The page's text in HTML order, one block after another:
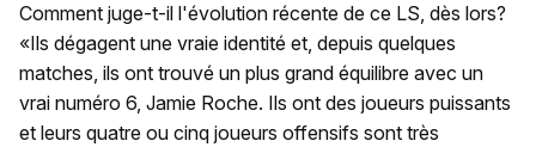
Comment juge-t-il l'évolution récente de ce LS, dès lors?
«Ils dégagent une vraie identité et, depuis quelques
matches, ils ont trouvé un plus grand équilibre avec un
vrai numéro 6, Jamie Roche. Ils ont des joueurs puissants
et leurs quatre ou cinq joueurs offensifs sont très